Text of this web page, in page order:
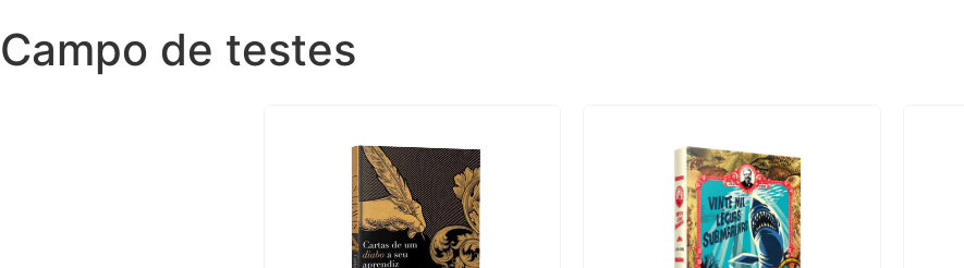
Campo de testes